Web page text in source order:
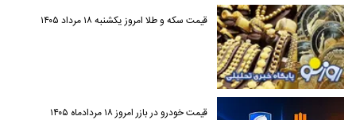
قیمت سکه و طلا امروز یکشنبه ۱۸ مرداد ۱۴۰۵
قیمت خودرو در بازر امروز ۱۸ مردادماه ۱۴۰۵